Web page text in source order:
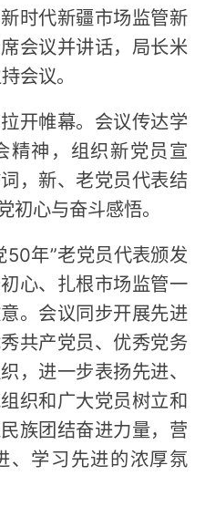
时代新疆市场监管新
会议并讲话，局长米
会议。
开帷幕。会议传达学
精神，组织新党员宣
，新、老党员代表结
初心与奋斗感悟。
50年”老党员代表颁发
心、扎根市场监管一
。会议同步开展先进
共产党员、优秀党务
，进一步表扬先进、
织和广大党员树立和
族团结奋进力量，营
、学习先进的浓厚氛